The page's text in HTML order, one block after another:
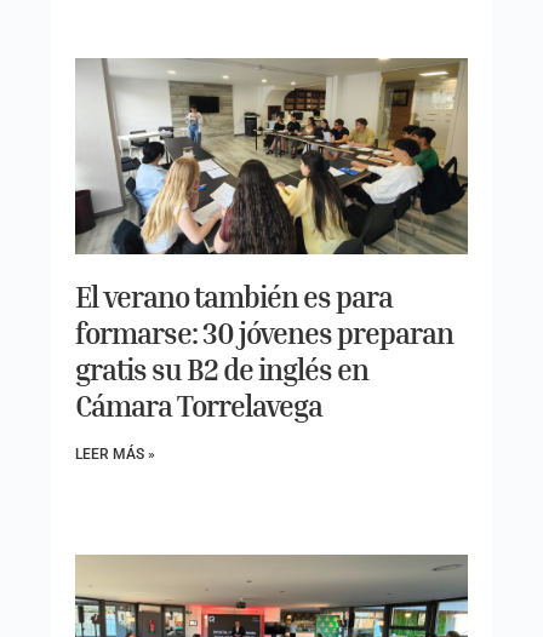
El verano también es para
formarse: 30 jóvenes preparan
gratis su B2 de inglés en
Cámara Torrelavega
LEER MÁS »